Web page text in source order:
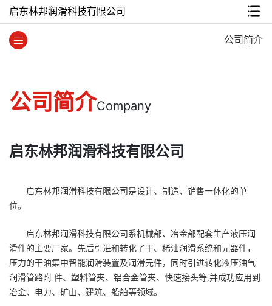
启东林邦润滑科技有限公司
公司简介
公司简介Company
启东林邦润滑科技有限公司
启东林邦润滑科技有限公司是设计、制造、销售一体化的单
位。
启东林邦润滑科技有限公司系机械部、冶金部配套生产液压润
滑件的主要厂家。先后引进和转化了干、稀油润滑系统和元器件，
压力的干油集中智能润滑装置及润滑元件，同时引进转化液压油气
润滑管路附 件、塑料管夹、铝合金管夹、快速接头等,并成功应用到
冶金、电力、矿山、建筑、船舶等领域。